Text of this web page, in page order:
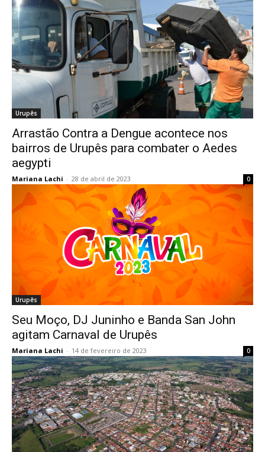
Urupês
Arrastão Contra a Dengue acontece nos
bairros de Urupês para combater o Aedes
aegypti
Mariana Lachi - 28 de abril de 2023 0
Urupês
Seu Moço, DJ Juninho e Banda San John
agitam Carnaval de Urupês
Mariana Lachi - 14 de fevereiro de 2023 0